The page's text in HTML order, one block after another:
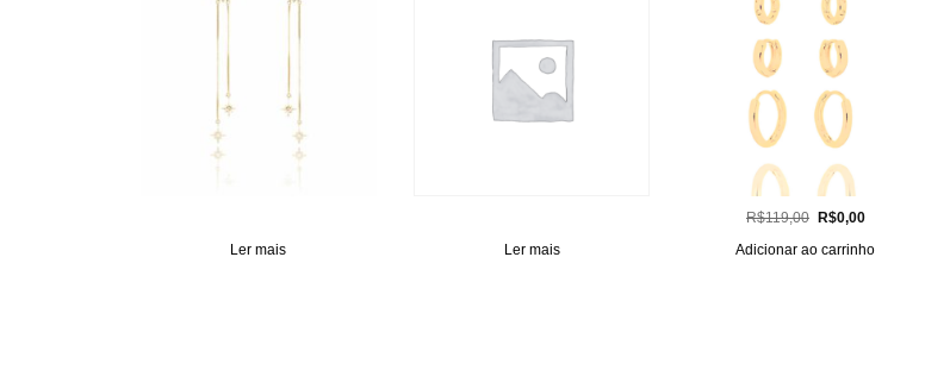
Ler mais Ler mais
R$119,00 O
original
era:
R$0,00O
atual
é:
Adicionar ao carrinho